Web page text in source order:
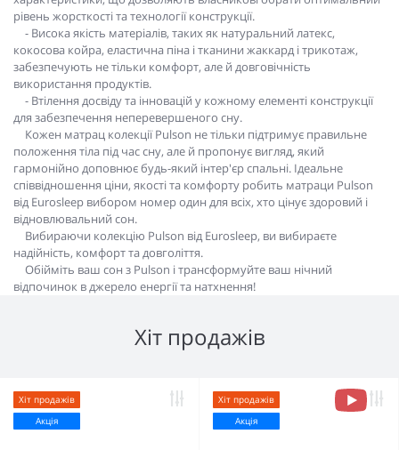
рівень жорсткості та технології конструкції.
- Висока якість матеріалів, таких як натуральний латекс,
кокосова койра, еластична піна і тканини жаккард і трикотаж,
забезпечують не тільки комфорт, але й довговічність
використання продуктів.
- Втілення досвіду та інновацій у кожному елементі конструкції
для забезпечення неперевершеного сну.
Кожен матрац колекції Pulson не тільки підтримує правильне
положення тіла під час сну, але й пропонує вигляд, який
гармонійно доповнює будь-який інтер'єр спальні. Ідеальне
співвідношення ціни, якості та комфорту робить матраци Pulson
від Eurosleep вибором номер один для всіх, хто цінує здоровий і
відновлювальний сон.
Вибираючи колекцію Pulson від Eurosleep, ви вибираєте
надійність, комфорт та довголіття.
Обійміть ваш сон з Pulson і трансформуйте ваш нічний
відпочинок в джерело енергії та натхнення!
Хіт продажів
Хіт продажів
Акція
Хіт продажів
Акція